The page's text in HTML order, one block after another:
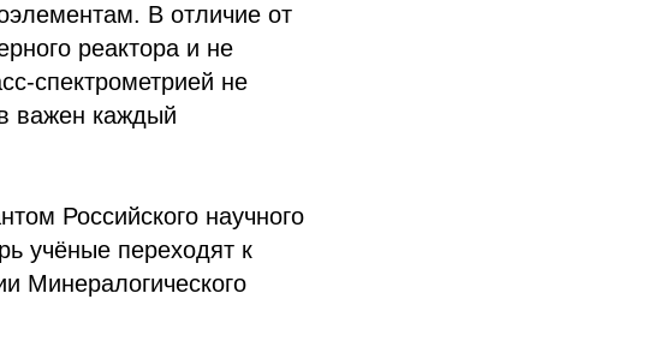
В отличие от
реактора и не
спектрометрией не
важен каждый
Российского научного
учёные переходят к
Минералогического